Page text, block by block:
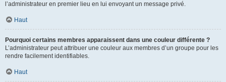
l’administrateur en premier lieu en lui envoyant un message privé.
Haut
Pourquoi certains membres apparaissent dans une couleur différente ?
L’administrateur peut attribuer une couleur aux membres d’un groupe pour les
rendre facilement identifiables.
Haut